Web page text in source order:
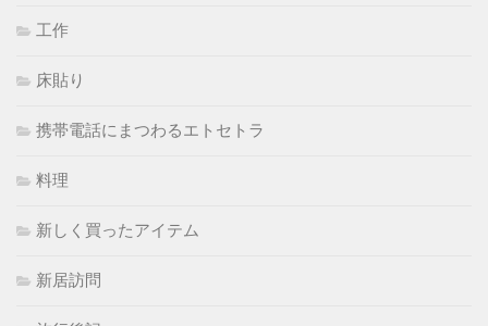
工作
床貼り
携帯電話にまつわるエトセトラ
料理
新しく買ったアイテム
新居訪問